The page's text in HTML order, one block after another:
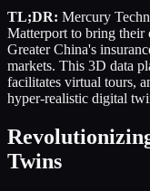
TL;DR: Mercury
Matterport to bring
Greater China's
markets. This 3D data
facilitates virtual tours,
hyper-realistic digital
Twins